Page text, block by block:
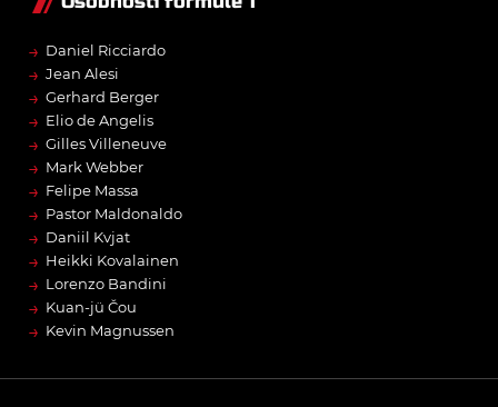
→ Daniel Ricciardo
→ Jean Alesi
→ Gerhard Berger
→ Elio de Angelis
→ Gilles Villeneuve
→ Mark Webber
→ Felipe Massa
→ Pastor Maldonaldo
→ Daniil Kvjat
→ Heikki Kovalainen
→ Lorenzo Bandini
→ Kuan-jü Čou
→ Kevin Magnussen